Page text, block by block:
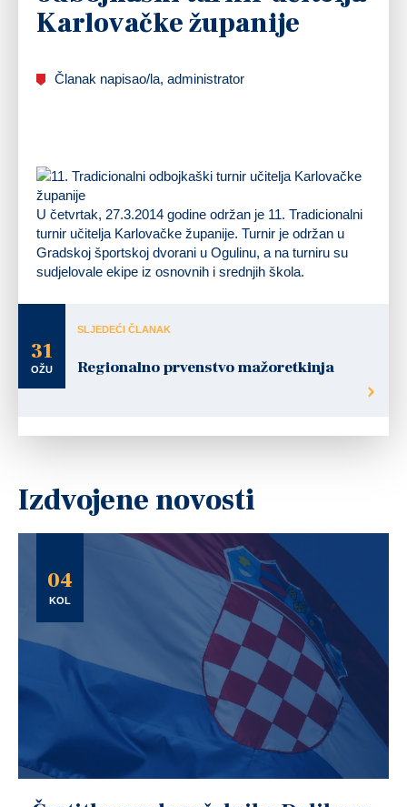
Karlovačke županije
Članak napisao/la, administrator
U četvrtak, 27.3.2014 godine održan je 11. Tradicionalni
turnir učitelja Karlovačke županije. Turnir je održan u
Gradskoj športskoj dvorani u Ogulinu, a na turniru su
sudjelovale ekipe iz osnovnih i srednjih škola.
31
OŽU
SLJEDEĆI ČLANAK
Regionalno prvenstvo mažoretkinja
Izdvojene novosti
04
KOL